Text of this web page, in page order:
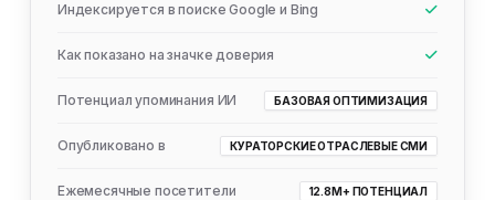
Индексируется в поиске Google и Bing
Как показано на значке доверия
Потенциал упоминания ИИ БАЗОВАЯ ОПТИМИЗАЦИЯ
Опубликовано в КУРАТОРСКИЕ ОТРАСЛЕВЫЕ СМИ
Ежемесячные посетители 12.8M+ ПОТЕНЦИАЛ